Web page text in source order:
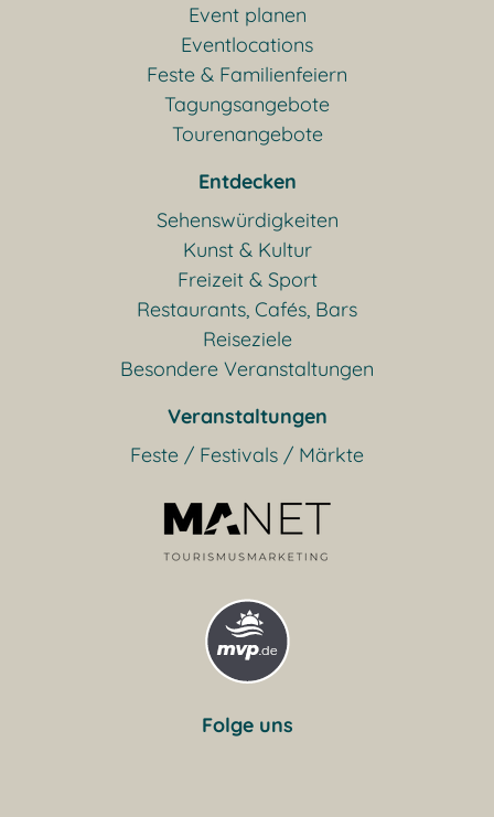
Event planen
Eventlocations
Feste & Familienfeiern
Tagungsangebote
Tourenangebote
Entdecken
Sehenswürdigkeiten
Kunst & Kultur
Freizeit & Sport
Restaurants, Cafés, Bars
Reiseziele
Besondere Veranstaltungen
Veranstaltungen
Feste / Festivals / Märkte
Folge uns